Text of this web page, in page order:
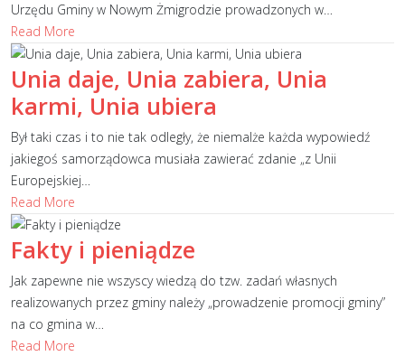
Urzędu Gminy w Nowym Żmigrodzie prowadzonych w…
Read More
Unia daje, Unia zabiera, Unia
karmi, Unia ubiera
Był taki czas i to nie tak odległy, że niemalże każda wypowiedź
jakiegoś samorządowca musiała zawierać zdanie „z Unii
Europejskiej…
Read More
Fakty i pieniądze
Jak zapewne nie wszyscy wiedzą do tzw. zadań własnych
realizowanych przez gminy należy „prowadzenie promocji gminy”
na co gmina w…
Read More